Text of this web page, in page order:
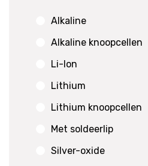
Alkaline
Alkaline knoopcellen
Li-Ion
Lithium
Lithium knoopcellen
Met soldeerlip
Silver-oxide